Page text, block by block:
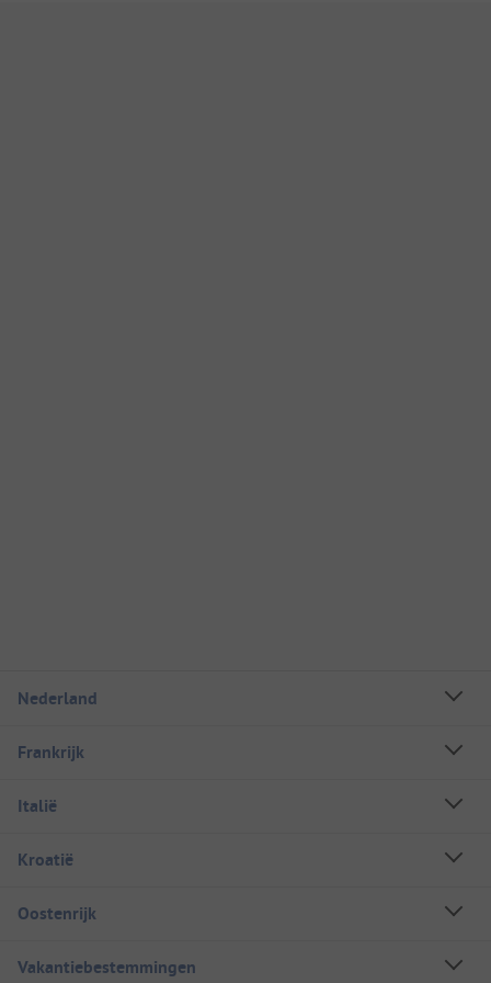
Nederland
Frankrijk
Italië
Kroatië
Oostenrijk
Vakantiebestemmingen